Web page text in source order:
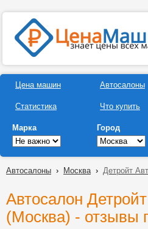
Цена машин
Статистика
Автосалоны
Что купить
Марка Город
Автосалоны › Москва› Детройт
Автосалон
(Москва) - отзывы